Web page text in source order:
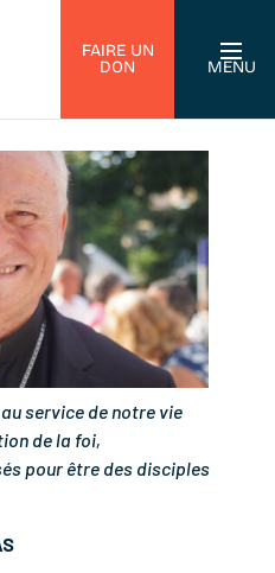
FAIRE UN
DON
MENU
service de notre vie
de la foi,
pour être des disciples